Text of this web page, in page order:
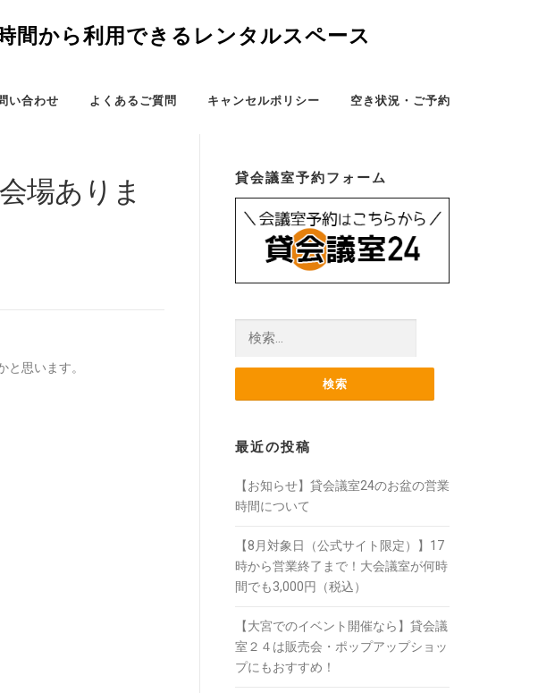
間から利用できるレンタルスペース
い合わせ よくあるご質問 キャンセルポリシー 空き状況・ご予約
場ありま
思います。
貸会議室予約フォーム
最近の投稿
【お知らせ】貸会議室24のお盆の営業
時間について
【8月対象日（公式サイト限定）】17
時から営業終了まで！大会議室が何時
間でも3,000円（税込）
【大宮でのイベント開催なら】貸会議
室２４は販売会・ポップアップショッ
プにもおすすめ！